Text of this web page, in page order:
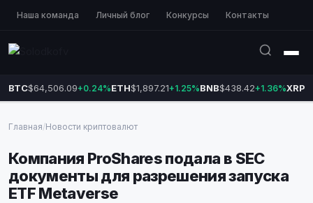
Наша команда Личный блог Конкурсы Контакты
BTC$64,506.09+0.24%ETH$1,897.21+1.25%BNB$438.42+1.36%XRP
Главная/Новости криптовалют
Компания ProShares подала в SEC
документы для разрешения запуска
ETF Metaverse